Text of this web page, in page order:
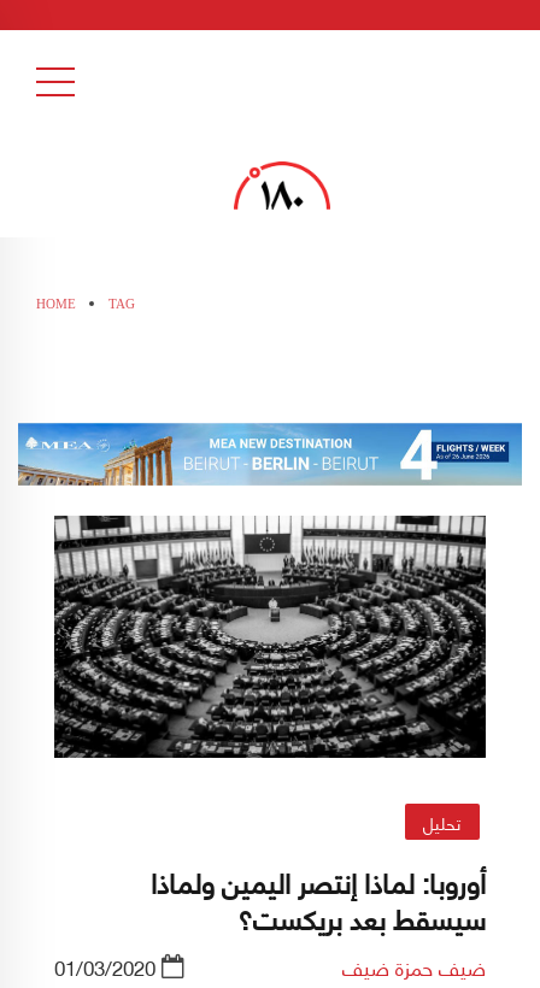
HOME TAG
تحليل
أوروبا: لماذا إنتصر اليمين ولماذا
سيسقط بعد بريكست؟
ضيف حمزة ضيف 01/03/2020